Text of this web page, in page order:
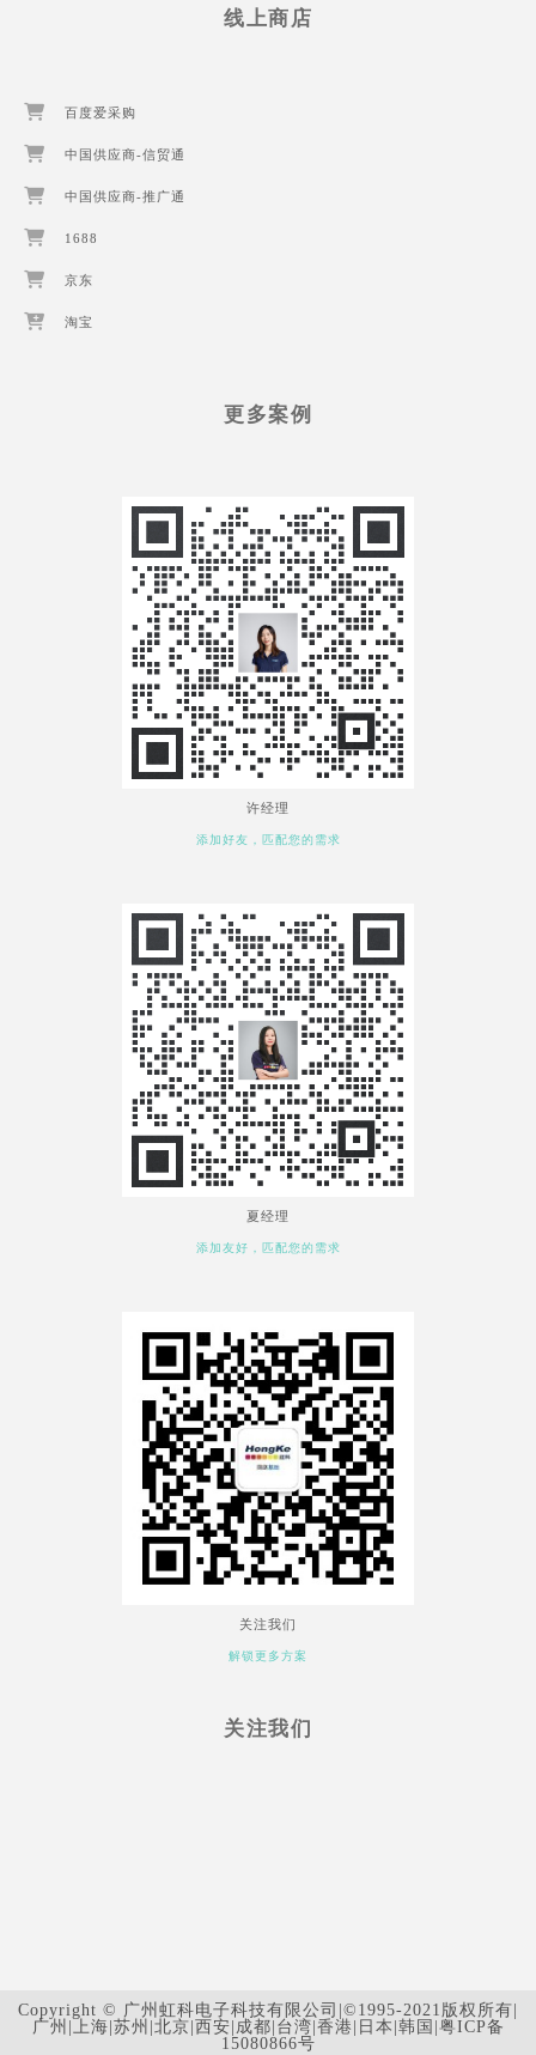
线上商店
百度爱采购
中国供应商-信贸通
中国供应商-推广通
1688
京东
淘宝
更多案例
许经理
添加好友，匹配您的需求
夏经理
添加友好，匹配您的需求
关注我们
解锁更多方案
关注我们
Copyright © 广州虹科电子科技有限公司|©1995-2021版权所有|
广州|上海|苏州|北京|西安|成都|台湾|香港|日本|韩国| 粤ICP备
15080866号